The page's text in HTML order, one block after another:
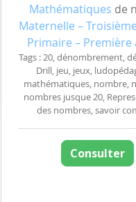
Mathématiques de
Maternelle –
Primaire – Première
Tags : 20, dénombrement,
Drill, jeu, jeux,
mathématiques, nombre,
nombres jusque 20,
des nombres, savoir
Consulter